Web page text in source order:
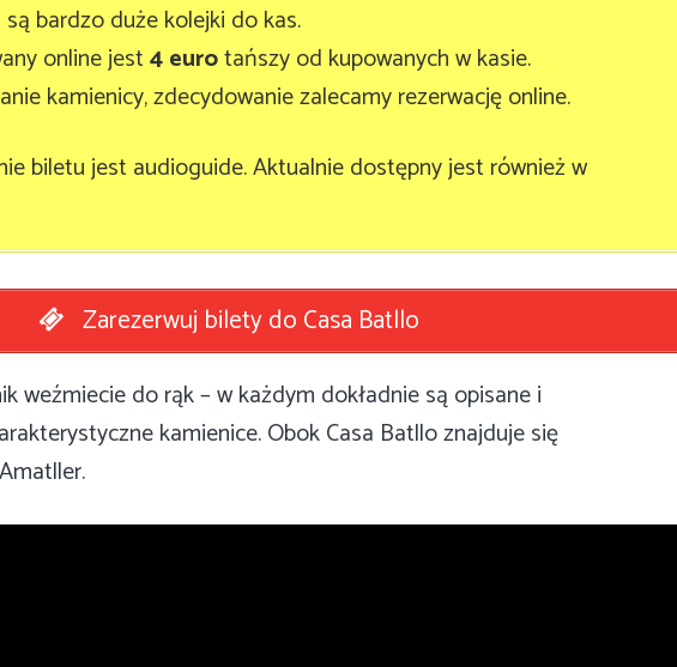
bardzo duże kolejki do kas.
online jest4 eurotańszy od kupowanych w kasie.
kamienicy, zdecydowanie zalecamy rezerwację online.
biletu jest audioguide. Aktualnie dostępny jest również w
Zarezerwuj bilety do Casa Batllo
weźmiecie do rąk – w każdym dokładnie są opisane i
kamienice. Obok Casa Batllo znajduje się